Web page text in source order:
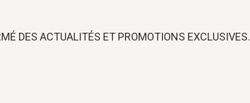
DES ACTUALITÉS ET PROMOTIONS EXCLUSIVES.